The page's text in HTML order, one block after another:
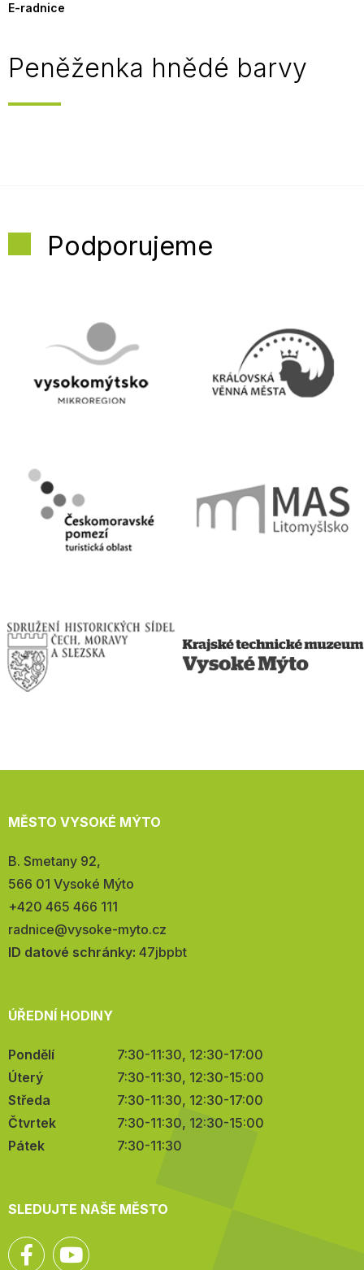
E-radnice
Peněženka hnědé barvy
Podporujeme
MĚSTO VYSOKÉ MÝTO
Adresa:
B. Smetany 92,
566 01 Vysoké Mýto
Telefon:
+420 465 466 111
E-
mail:
radnice@vysoke-myto.cz
ID datové schránky: 47jbpbt
ÚŘEDNÍ HODINY
Pondělí
7:30-11:30, 12:30-17:00
Úterý
7:30-11:30, 12:30-15:00
Středa
7:30-11:30, 12:30-17:00
Čtvrtek
7:30-11:30, 12:30-15:00
Pátek
7:30-11:30
SLEDUJTE NAŠE MĚSTO
Facebook